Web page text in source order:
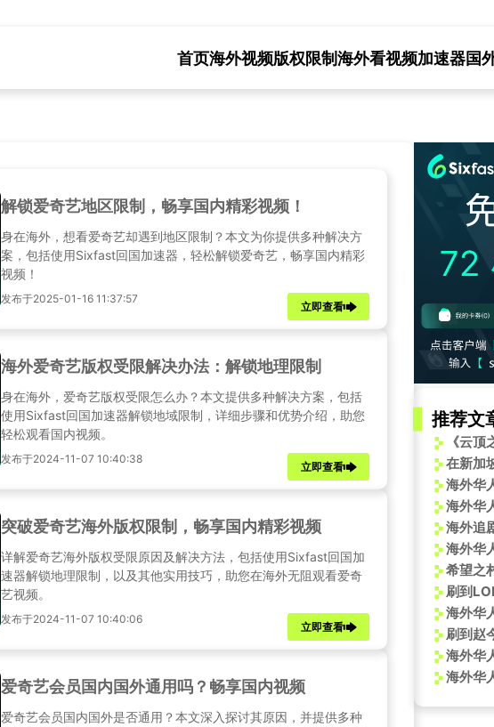
首页海外视频版权限制海外看视频加速器国
解锁爱奇艺地区限制，畅享国内精彩视频！
身在海外，想看爱奇艺却遇到地区限制？本文为你提供多种解决方
案，包括使用Sixfast回国加速器，轻松解锁爱奇艺，畅享国内精彩
视频！
发布于2025-01-16 11:37:57
立即查看
海外爱奇艺版权受限解决办法：解锁地理限制
身在海外，爱奇艺版权受限怎么办？本文提供多种解决方案，包括
使用Sixfast回国加速器解锁地域限制，详细步骤和优势介绍，助您
轻松观看国内视频。
发布于2024-11-07 10:40:38
立即查看
突破爱奇艺海外版权限制，畅享国内精彩视频
详解爱奇艺海外版权受限原因及解决方法，包括使用Sixfast回国加
速器解锁地理限制，以及其他实用技巧，助您在海外无阻观看爱奇
艺视频。
发布于2024-11-07 10:40:06
立即查看
爱奇艺会员国内国外通用吗？畅享国内视频
爱奇艺会员国内国外是否通用？本文深入探讨其原因，并提供多种
推荐文
在新加